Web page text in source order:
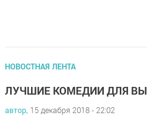
НОВОСТНАЯ ЛЕНТА
ЛУЧШИЕ КОМЕДИИ ДЛЯ
автор, 15 декабря 2018 - 22:02